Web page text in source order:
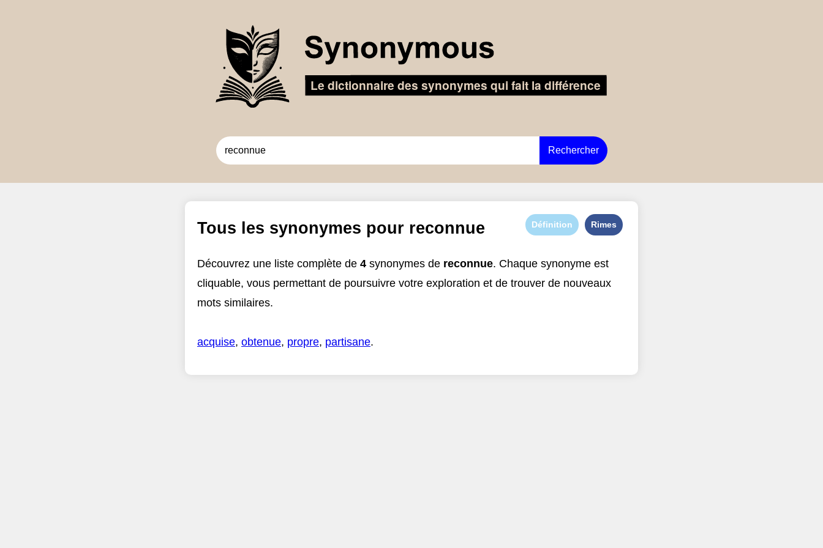
Rechercher
Tous les synonymes pour reconnue Définition Rimes
Découvrez une liste complète de 4 synonymes de reconnue. Chaque synonyme est
cliquable, vous permettant de poursuivre votre exploration et de trouver de nouveaux
mots similaires.
acquise, obtenue, propre, partisane.